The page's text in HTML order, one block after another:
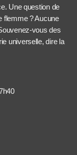
Une question de
flemme ? Aucune
vous des
universelle, dire la